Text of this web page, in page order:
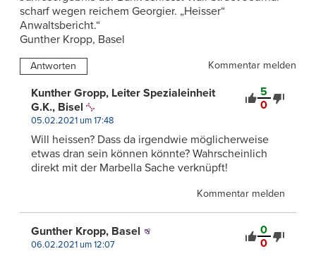
scharf wegen reichem Georgier. „Heisser“
Anwaltsbericht.“
Gunther Kropp, Basel
Antworten Kommentar melden
5
0
Kunther Gropp, Leiter Spezialeinheit
G.K., Bisel
05.02.2021 um 17:48
Will heissen? Dass da irgendwie möglicherweise
etwas dran sein können könnte? Wahrscheinlich
direkt mit der Marbella Sache verknüpft!
Kommentar melden
0
0
Gunther Kropp, Basel
06.02.2021 um 12:07